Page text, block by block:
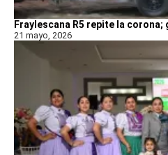
Fraylescana R5 repite la corona;
21 mayo, 2026